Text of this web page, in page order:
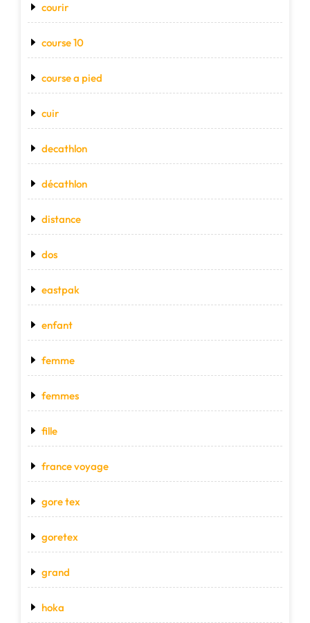
courir
course 10
course a pied
cuir
decathlon
décathlon
distance
dos
eastpak
enfant
femme
femmes
fille
france voyage
gore tex
goretex
grand
hoka